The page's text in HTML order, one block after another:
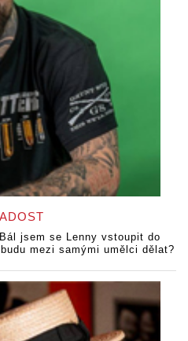
jsem se Lenny vstoupit do
mezi samými umělci dělat?